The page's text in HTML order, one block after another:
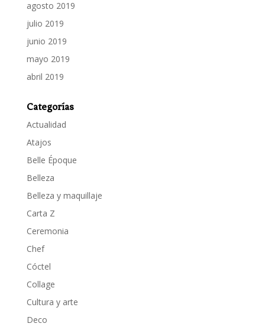
agosto 2019
julio 2019
junio 2019
mayo 2019
abril 2019
Categorías
Actualidad
Atajos
Belle Époque
Belleza
Belleza y maquillaje
Carta Z
Ceremonia
Chef
Cóctel
Collage
Cultura y arte
Deco